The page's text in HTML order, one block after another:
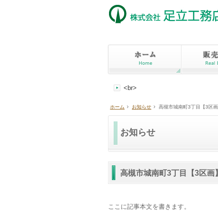
<br>
ホーム お知らせ 高槻市城南町3丁目【3区
お知らせ
高槻市城南町3丁目【3区
ここに記事本文を書きます。